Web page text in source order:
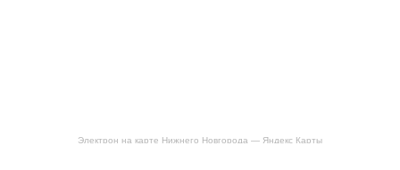
Электрон на карте Нижнего Новгорода — Яндекс Карты